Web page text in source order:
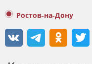
Ростов-на-Дону